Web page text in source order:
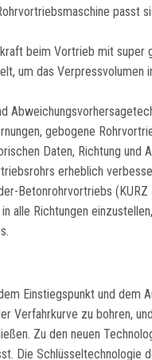
passt
beim Vortrieb mit super
um das Verpressvolumen
gebogene
Daten, Richtung
erheblich
Betonrohrvortriebs
alle Richtungen
Einstiegspunkt und dem
Verfahrkurve zu bohren,
Zu den neuen
Die Schlüsseltechnologie